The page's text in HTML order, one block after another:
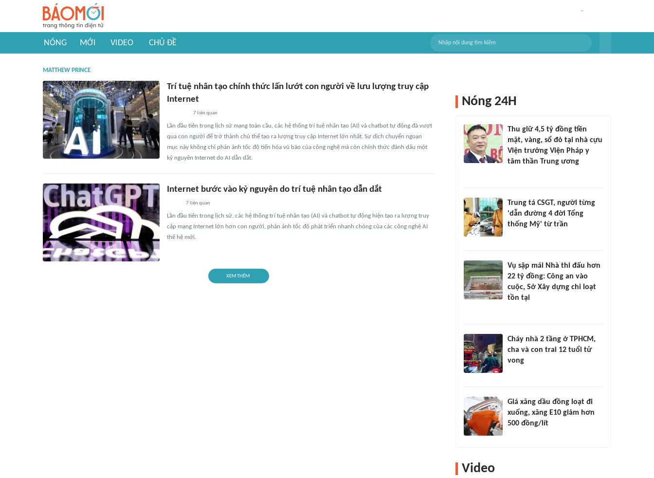
NÓNG MỚI VIDEO CHỦ ĐỀ
MATTHEW PRINCE
Trí tuệ nhân tạo chính thức lấn lướt con người về lưu lượng truy cập
Internet
7 liên quan
Lần đầu tiên trong lịch sử mạng toàn cầu, các hệ thống trí tuệ nhân tạo (AI) và chatbot tự động đã vượt
qua con người để trở thành chủ thể tạo ra lượng truy cập Internet lớn nhất. Sự dịch chuyển ngoạn
mục này không chỉ phản ánh tốc độ tiến hóa vũ bão của công nghệ mà còn chính thức đánh dấu một
kỷ nguyên Internet do AI dẫn dắt.
Internet bước vào kỷ nguyên do trí tuệ nhân tạo dẫn dắt
7 liên quan
Lần đầu tiên trong lịch sử, các hệ thống trí tuệ nhân tạo (AI) và chatbot tự động hiện tạo ra lượng truy
cập mạng Internet lớn hơn con người, phản ánh tốc độ phát triển nhanh chóng của các công nghệ AI
thế hệ mới.
XEM THÊM
Nóng 24H
Thu giữ 4,5 tỷ đồng tiền
mặt, vàng, sổ đỏ tại nhà cựu
Viện trưởng Viện Pháp y
tâm thần Trung ương
Trung tá CSGT, người từng
'dẫn đường 4 đời Tổng
thống Mỹ' từ trần
Vụ sập mái Nhà thi đấu hơn
22 tỷ đồng: Công an vào
cuộc, Sở Xây dựng chỉ loạt
tồn tại
Cháy nhà 2 tầng ở TPHCM,
cha và con trai 12 tuổi tử
vong
Giá xăng dầu đồng loạt đi
xuống, xăng E10 giảm hơn
500 đồng/lít
Video